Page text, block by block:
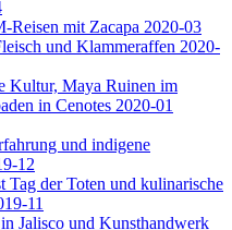
Reisen mit Zacapa 2020-03
und Klammeraffen 2020-
Kultur, Maya Ruinen im
in Cenotes 2020-01
und indigene
12
Tag der Toten und kulinarische
11
Jalisco und Kunsthandwerk